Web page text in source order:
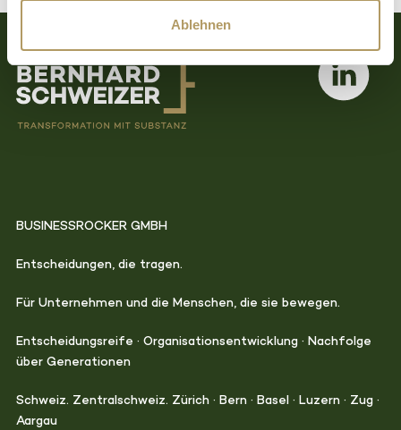
Ablehnen
BUSINESSROCKER GMBH
Entscheidungen, die tragen.
Für Unternehmen und die Menschen, die sie bewegen.
Entscheidungsreife · Organisationsentwicklung · Nachfolge
über Generationen
Schweiz. Zentralschweiz. Zürich · Bern · Basel · Luzern · Zug ·
Aargau